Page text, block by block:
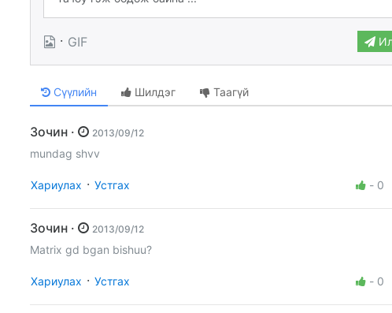
· GIF
Сүүлийн Шилдэг Таагүй
Зочин · 2013/09/12
mundag shvv
Хариулах · Устгах - 0
Зочин · 2013/09/12
Matrix gd bgan bishuu?
Хариулах · Устгах - 0